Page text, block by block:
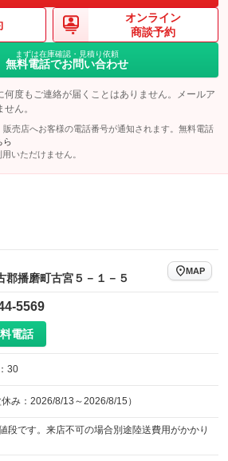
Bluetooth接続
：装備なし
クリーンディーゼル
：装備なし
ポータブルナビ
：装備なし
ETC
：装備あり
：装備なし
：装備なし
フロントカメラ
：装備なし
オンライン
商談予約
まずは在庫確認・見積り依頼
無料電話でお問い合わせ
何度もご連絡が届くことはありません。メールア
ん。
売店へお客様の電話番号が通知されます。無料電話
ら
いただけません。
郡播磨町古宮５－１－５
MAP
5569
電話
30
み：2026/8/13～2026/8/15）
段です。来店不可の場合別途陸送費用がかかり